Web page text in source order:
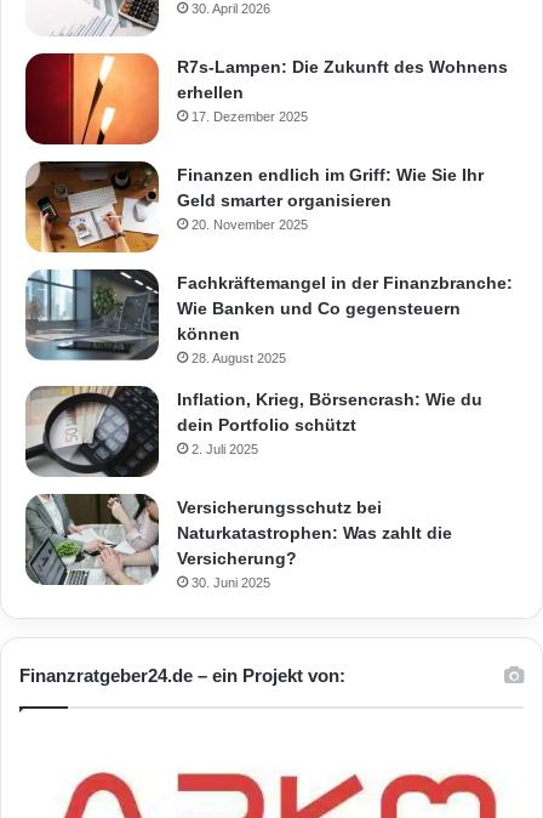
30. April 2026
R7s-Lampen: Die Zukunft des Wohnens
erhellen
17. Dezember 2025
Finanzen endlich im Griff: Wie Sie Ihr
Geld smarter organisieren
20. November 2025
Fachkräftemangel in der Finanzbranche:
Wie Banken und Co gegensteuern
können
28. August 2025
Inflation, Krieg, Börsencrash: Wie du
dein Portfolio schützt
2. Juli 2025
Versicherungsschutz bei
Naturkatastrophen: Was zahlt die
Versicherung?
30. Juni 2025
Finanzratgeber24.de – ein Projekt von: